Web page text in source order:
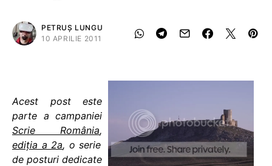
PETRUȘ LUNGU
10 APRILIE 2011
Acest post este
parte a campaniei
Scrie România,
ediția a 2a, o serie
de posturi dedicate